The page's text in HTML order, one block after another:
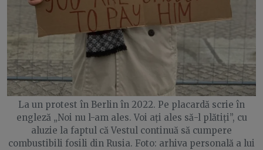
La un protest în Berlin în 2022. Pe placardă scrie în
engleză „Noi nu l-am ales. Voi ați ales să-l plătiți”, cu
aluzie la faptul că Vestul continuă să cumpere
combustibili fosili din Rusia. Foto: arhiva personală a lui